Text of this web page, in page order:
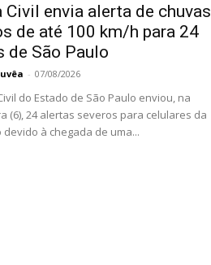
Civil envia alerta de chuvas
de até 100 km/h para 24
de São Paulo
- 07/08/2026
do Estado de São Paulo enviou, na
(6), 24 alertas severos para celulares da
à chegada de uma...